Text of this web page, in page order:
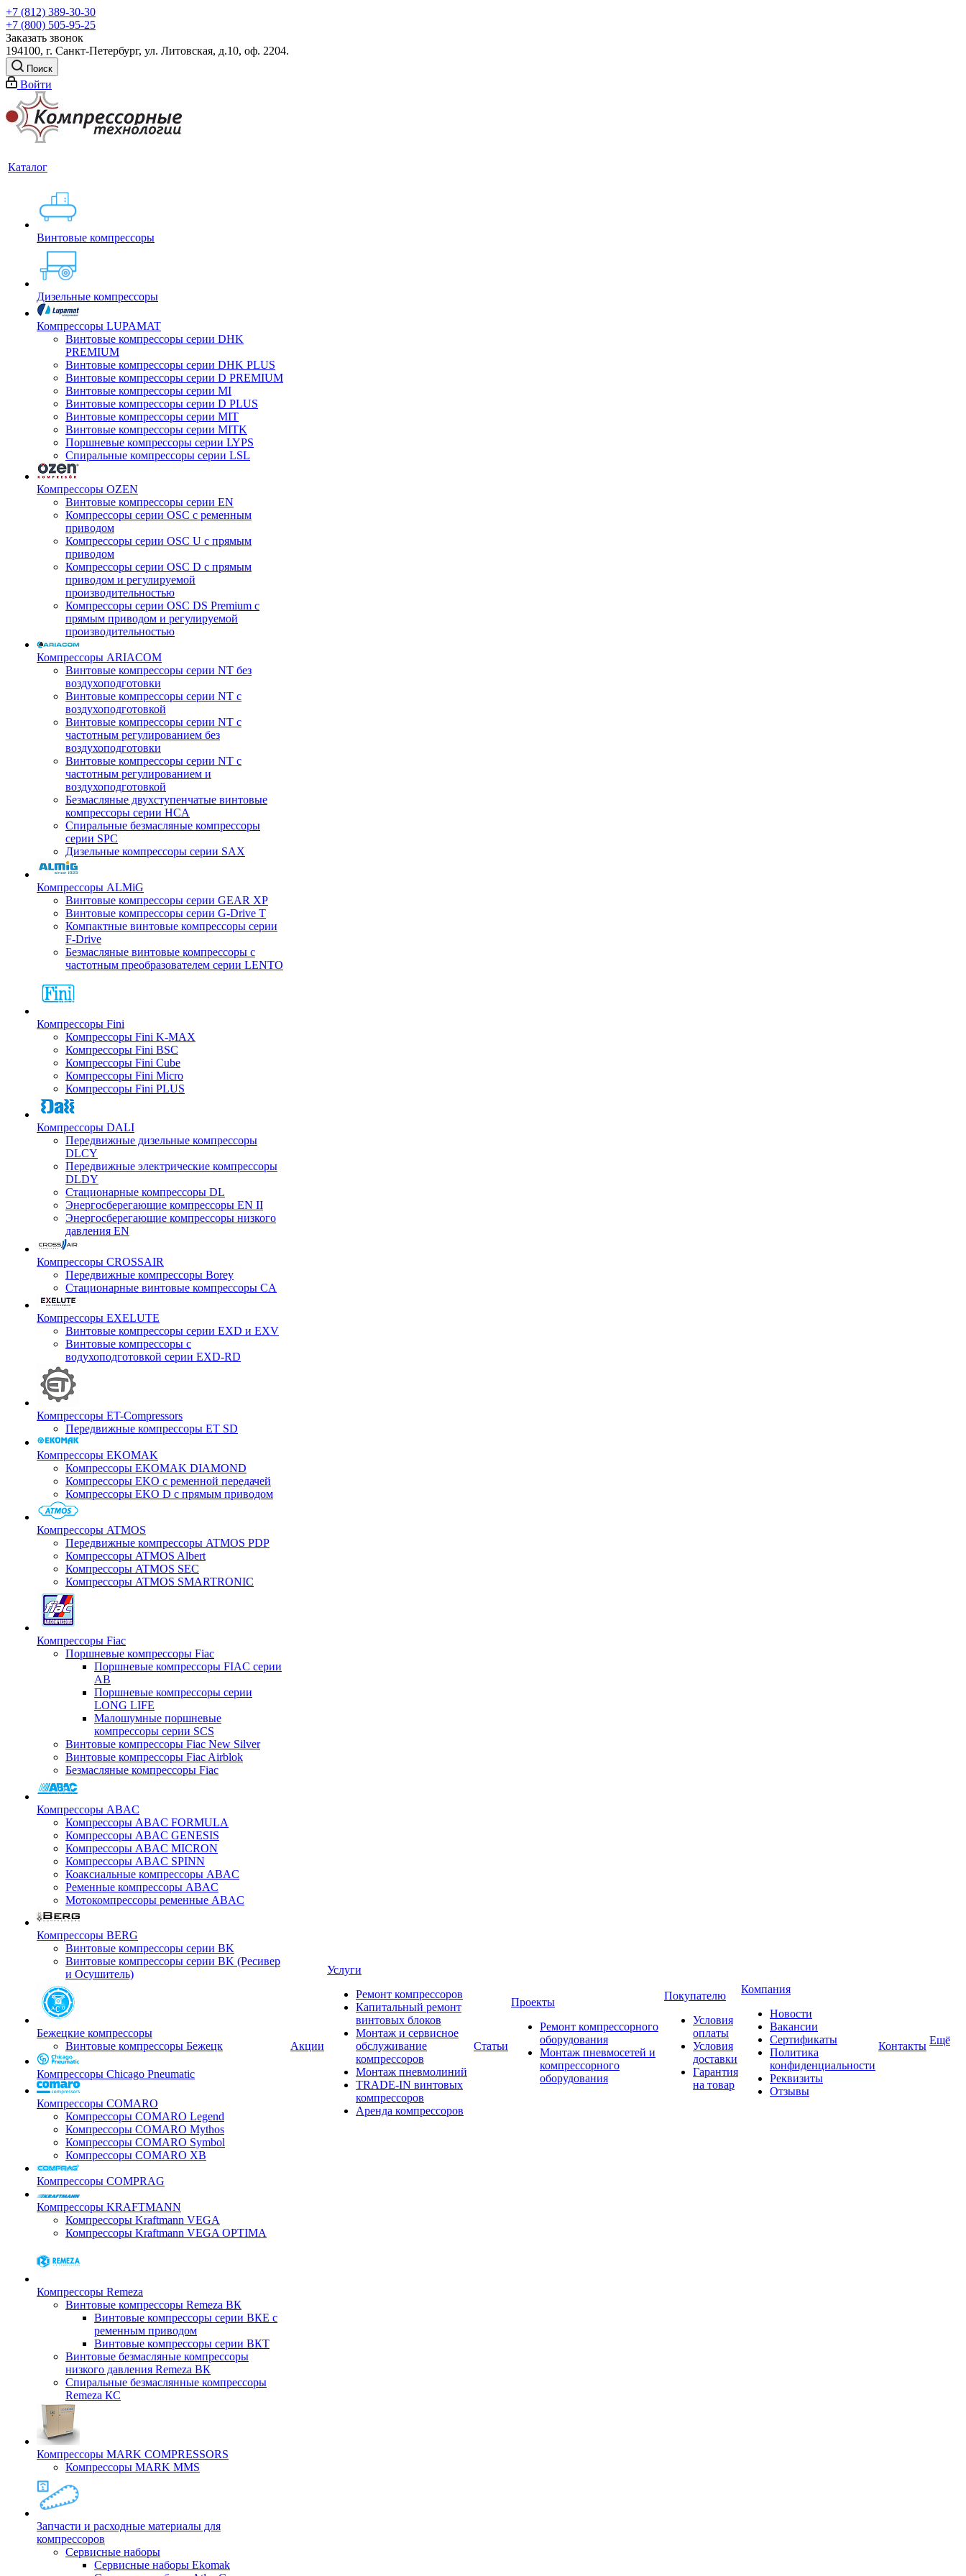
+7 (812) 389-30-30
+7 (800) 505-95-25
Заказать звонок
194100, г. Санкт-Петербург, ул. Литовская, д.10, оф. 2204.
Поиск
Войти
Каталог
Винтовые компрессоры
Дизельные компрессоры
Компрессоры LUPAMAT
Винтовые компрессоры серии DHK
PREMIUM
Винтовые компрессоры серии DHK PLUS
Винтовые компрессоры серии D PREMIUM
Винтовые компрессоры серии MI
Винтовые компрессоры серии D PLUS
Винтовые компрессоры серии MIT
Винтовые компрессоры серии MITK
Поршневые компрессоры серии LYPS
Спиральные компрессоры серии LSL
Компрессоры OZEN
Винтовые компрессоры серии EN
Компрессоры серии OSC с ременным
приводом
Компрессоры серии OSC U с прямым
приводом
Компрессоры серии OSC D с прямым
приводом и регулируемой
производительностью
Компрессоры серии OSC DS Premium с
прямым приводом и регулируемой
производительностью
Компрессоры ARIACOM
Винтовые компрессоры серии NT без
воздухоподготовки
Винтовые компрессоры серии NT c
воздухоподготовкой
Винтовые компрессоры серии NT с
частотным регулированием без
воздухоподготовки
Винтовые компрессоры серии NT с
частотным регулированием и
воздухоподготовкой
Безмасляные двухступенчатые винтовые
компрессоры серии HCA
Спиральные безмасляные компрессоры
серии SPC
Дизельные компрессоры серии SAX
Компрессоры ALMiG
Винтовые компрессоры серии GEAR XP
Винтовые компрессоры серии G-Drive T
Компактные винтовые компрессоры серии
F-Drive
Безмасляные винтовые компрессоры с
частотным преобразователем серии LENTO
Компрессоры Fini
Компрессоры Fini K-MAX
Компрессоры Fini BSC
Компрессоры Fini Cube
Компрессоры Fini Micro
Компрессоры Fini PLUS
Компрессоры DALI
Передвижные дизельные компрессоры
DLCY
Передвижные электрические компрессоры
DLDY
Стационарные компрессоры DL
Энергосберегающие компрессоры EN II
Энергосберегающие компрессоры низкого
давления EN
Компрессоры CROSSAIR
Передвижные компрессоры Borey
Стационарные винтовые компрессоры CA
Компрессоры EXELUTE
Винтовые компрессоры серии EXD и EXV
Винтовые компрессоры с
водухоподготовкой серии EXD-RD
Компрессоры ET-Compressors
Передвижные компрессоры ET SD
Компрессоры EKOMAK
Компрессоры EKOMAK DIAMOND
Компрессоры EKO c ременной передачей
Компрессоры EKO D с прямым приводом
Компрессоры ATMOS
Передвижные компрессоры ATMOS PDP
Компрессоры ATMOS Albert
Компрессоры ATMOS SEC
Компрессоры ATMOS SMARTRONIC
Компрессоры Fiac
Поршневые компрессоры Fiac
Поршневые компрессоры FIAC серии
AB
Поршневые компрессоры серии
LONG LIFE
Малошумные поршневые
компрессоры серии SCS
Винтовые компрессоры Fiac New Silver
Винтовые компрессоры Fiac Airblok
Безмасляные компрессоры Fiac
Компрессоры ABAC
Компрессоры ABAC FORMULA
Компрессоры ABAC GENESIS
Компрессоры ABAC MICRON
Компрессоры ABAC SPINN
Коаксиальные компрессоры ABAC
Ременные компрессоры ABAC
Мотокомпрессоры ременные ABAC
Компрессоры BERG
Винтовые компрессоры серии BK
Винтовые компрессоры серии BK (Ресивер
и Осушитель)
Бежецкие компрессоры
Винтовые компрессоры Бежецк
Компрессоры Chicago Pneumatic
Компрессоры COMARO
Компрессоры COMARO Legend
Компрессоры COMARO Mythos
Компрессоры COMARO Symbol
Компрессоры COMARO XB
Компрессоры COMPRAG
Компрессоры KRAFTMANN
Компрессоры Kraftmann VEGA
Компрессоры Kraftmann VEGA OPTIMA
Компрессоры Remeza
Винтовые компрессоры Remeza ВК
Винтовые компрессоры серии ВКЕ с
ременным приводом
Винтовые компрессоры серии ВКТ
Винтовые безмасляные компрессоры
низкого давления Remeza ВК
Спиральные безмаслянные компрессоры
Remeza КС
Компрессоры MARK COMPRESSORS
Компрессоры MARK MMS
Запчасти и расходные материалы для
компрессоров
Cервисные наборы
Сервисные наборы Ekomak
Акции
Услуги
Ремонт компрессоров
Капитальный ремонт
винтовых блоков
Монтаж и сервисное
обслуживание
компрессоров
Монтаж пневмолиний
TRADE-IN винтовых
компрессоров
Аренда компрессоров
Статьи
Проекты
Ремонт компрессорного
оборудования
Монтаж пневмосетей и
компрессорного
оборудования
Покупателю
Условия
оплаты
Условия
доставки
Гарантия
на товар
Компания
Новости
Вакансии
Сертификаты
Политика
конфиденциальности
Реквизиты
Отзывы
Контакты Ещё